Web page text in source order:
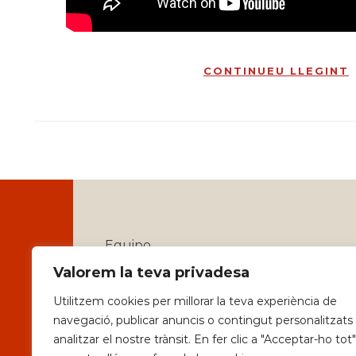
Valorem la teva privadesa
Utilitzem cookies per millorar la teva experiència de
navegació, publicar anuncis o contingut personalitzats
analitzar el nostre trànsit. En fer clic a "Acceptar-ho
CONTINUEU LLEGINT
Equipo
Identitat
Serveis